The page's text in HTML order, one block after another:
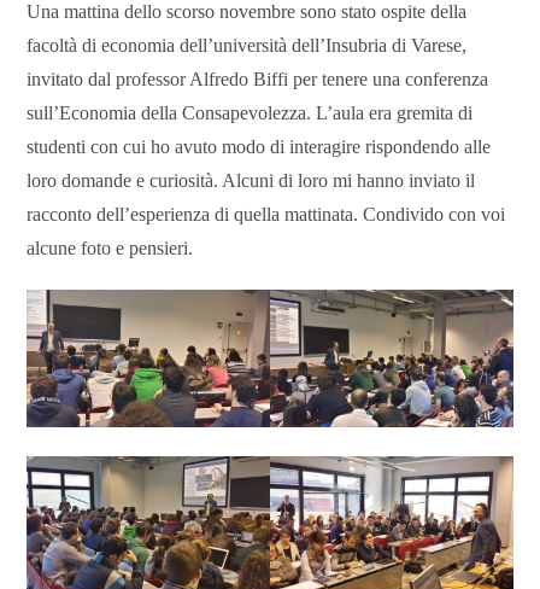
Una mattina dello scorso novembre sono stato ospite della
facoltà di economia dell’università dell’Insubria di Varese,
invitato dal professor Alfredo Biffi per tenere una conferenza
sull’Economia della Consapevolezza. L’aula era gremita di
studenti con cui ho avuto modo di interagire rispondendo alle
loro domande e curiosità. Alcuni di loro mi hanno inviato il
racconto dell’esperienza di quella mattinata. Condivido con voi
alcune foto e pensieri.